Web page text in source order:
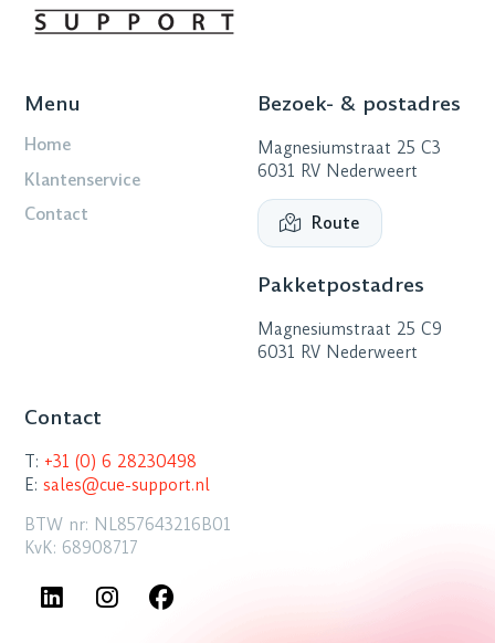
Menu
Home
Klantenservice
Contact
Bezoek- & postadres
Magnesiumstraat 25 C3
6031 RV Nederweert
Route
Pakketpostadres
Magnesiumstraat 25 C9
6031 RV Nederweert
Contact
T: +31 (0) 6 28230498
E:sales@cue-support.nl
BTW nr: NL857643216B01
KvK: 68908717